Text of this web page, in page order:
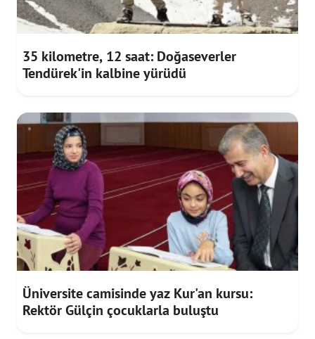
35 kilometre, 12 saat: Doğaseverler
Tendürek'in kalbine yürüdü
Üniversite camisinde yaz Kur'an kursu:
Rektör Gülçin çocuklarla buluştu